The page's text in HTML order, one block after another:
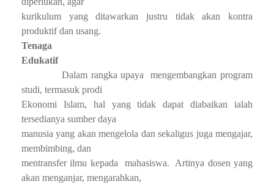
kurikulum yang ditawarkan justru tidak akan kontra
produktif dan usang.
Tenaga
Edukatif
Dalam rangka upaya
mengembangkan program
studi, termasuk prodi
Ekonomi Islam, hal yang tidak dapat diabaikan ialah
tersedianya sumber daya
manusia yang akan mengelola dan sekaligus juga mengajar,
membimbing, dan
mentransfer ilmu kepada
mahasiswa.
Artinya dosen yang
akan menganjar, mengarahkan,